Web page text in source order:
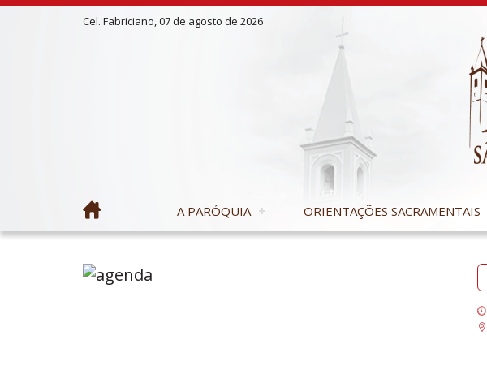
Cel. Fabriciano, 07 de agosto de 2026
A PARÓQUIA ORIENTAÇÕES SACRAMENTAIS